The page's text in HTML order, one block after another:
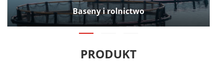
Baseny i rolnictwo
PRODUKT